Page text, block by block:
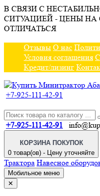
В СВЯЗИ С
СИТУАЦИЕЙ - ЦЕНЫ
ОТЛИЧАТЬСЯ
Отзывы О нас
Условия соглашения
Кредит/лизинг
+7-925-111-42-91
+7-925-111-42-91
КОРЗИНА ПОКУПОК
0 товар(ов) - Цену уточняйте
Трактора Навесное
Мобильное меню
✕